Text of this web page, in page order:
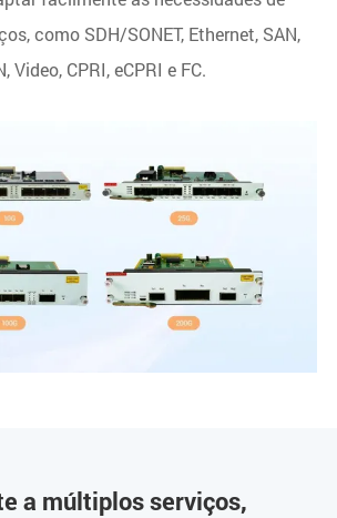
como SDH/SONET, Ethernet, SAN,
Video, CPRI, eCPRI e FC.
a múltiplos serviços,